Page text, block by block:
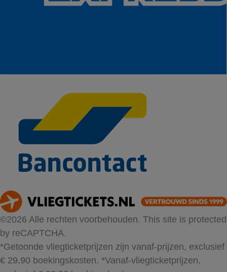
©2026 Alle rechten voorbehouden. This site is protected
by reCAPTCHA.
*Getoonde vliegticketprijzen zijn vanaf-prijzen, exclusief
€ 29,90 boekingskosten. *Vanaf-vliegticketprijzen,